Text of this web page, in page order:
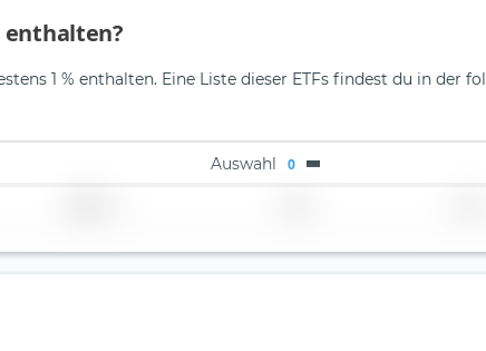
enthalten?
1 % enthalten. Eine Liste dieser ETFs findest du in der
Auswahl 0